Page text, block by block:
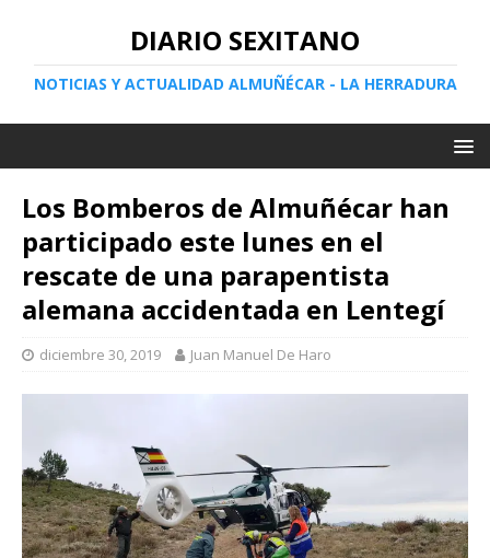
DIARIO SEXITANO
NOTICIAS Y ACTUALIDAD ALMUÑÉCAR - LA HERRADURA
Los Bomberos de Almuñécar han
participado este lunes en el
rescate de una parapentista
alemana accidentada en Lentegí
diciembre 30, 2019 Juan Manuel De Haro